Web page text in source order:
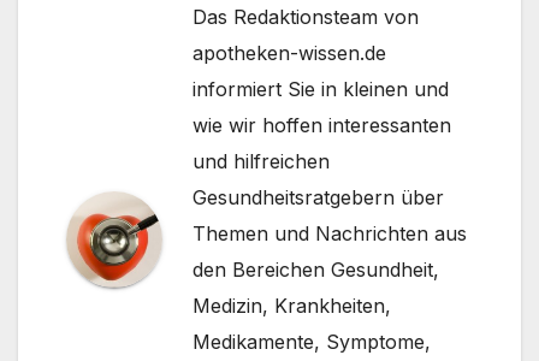
Das Redaktionsteam von
apotheken-wissen.de
informiert Sie in kleinen und
wie wir hoffen interessanten
und hilfreichen
Gesundheitsratgebern über
Themen und Nachrichten aus
den Bereichen Gesundheit,
Medizin, Krankheiten,
Medikamente, Symptome,